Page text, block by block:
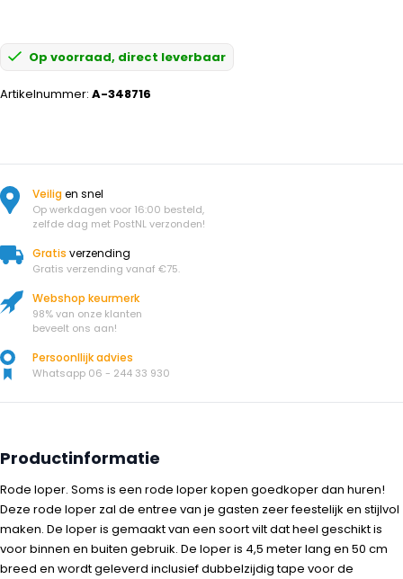
Op voorraad, direct leverbaar
Artikelnummer: A-348716
Veiligen snel
Op werkdagen voor 16:00 besteld,
zelfde dag met PostNL verzonden!
Gratis verzending
Gratis verzending vanaf €75.
Webshop keurmerk
98% van onze klanten
beveelt ons aan!
Persoonllijk advies
Whatsapp 06 - 244 33 930
Productinformatie
Rode loper. Soms is een rode loper kopen goedkoper dan huren!
Deze rode loper zal de entree van je gasten zeer feestelijk en stijlvol
maken. De loper is gemaakt van een soort vilt dat heel geschikt is
voor binnen en buiten gebruik. De loper is 4,5 meter lang en 50 cm
breed en wordt geleverd inclusief dubbelzijdig tape voor de